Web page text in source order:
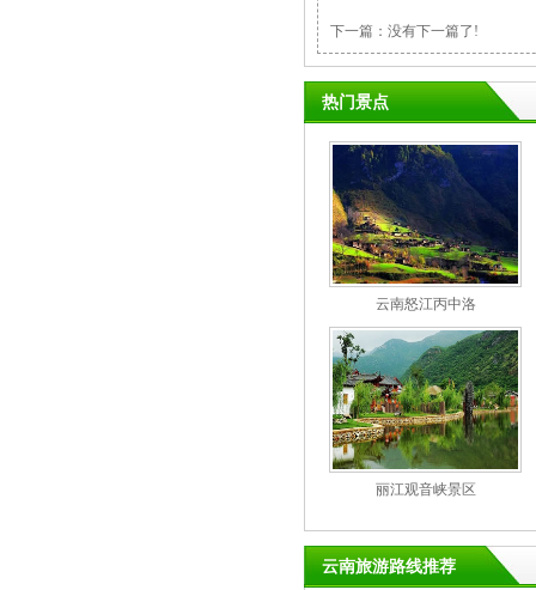
下一篇：没有下一篇了!
热门景点
云南怒江丙中洛
丽江观音峡景区
云南旅游路线推荐